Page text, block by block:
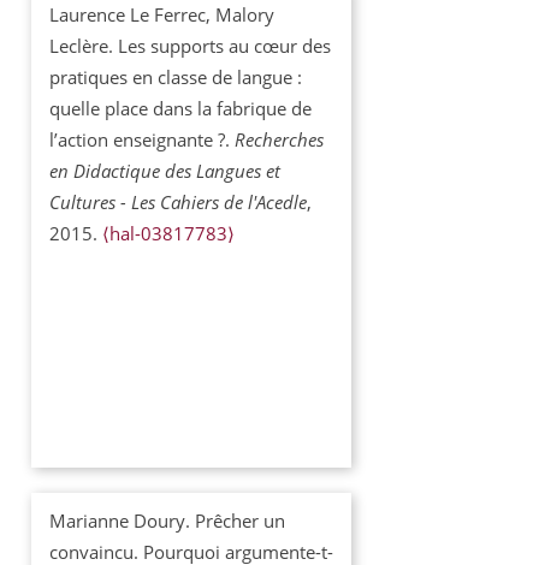
Laurence Le Ferrec, Malory
Leclère. Les supports au cœur des
pratiques en classe de langue :
quelle place dans la fabrique de
l’action enseignante ?. Recherches
en Didactique des Langues et
Cultures - Les Cahiers de l'Acedle,
2015. ⟨hal-03817783⟩
Marianne Doury. Prêcher un
convaincu. Pourquoi argumente-t-